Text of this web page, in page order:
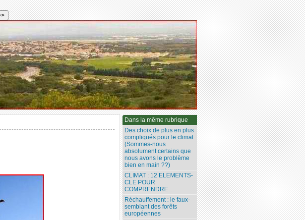
Dans la même rubrique
Des choix de plus en plus
compliqués pour le climat
(Sommes-nous
absolument certains que
nous avons le problème
bien en main ??)
CLIMAT : 12 ELEMENTS-
CLE POUR
COMPRENDRE…
Réchauffement : le faux-
semblant des forêts
européennes